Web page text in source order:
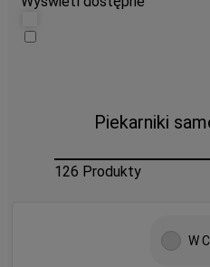
Piekarniki
126 Produkty
W